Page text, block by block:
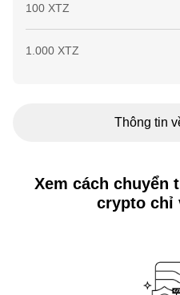
100 XTZ
1.000 XTZ
Thông tin
Xem cách chuyển
crypto chỉ